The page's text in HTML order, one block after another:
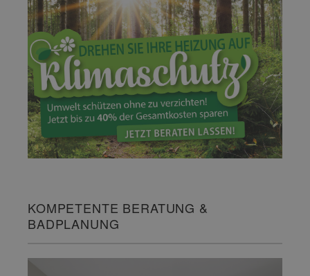
KOMPETENTE BERATUNG &
BADPLANUNG